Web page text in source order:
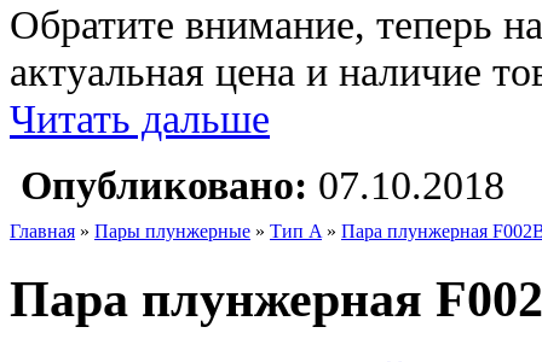
Обратите внимание, теперь
актуальная цена и наличие
Читать дальше
Опубликовано: 07.10.2018
Главная » Пары плунжерные » Тип A » Пара плунжерная
Пара плунжерная